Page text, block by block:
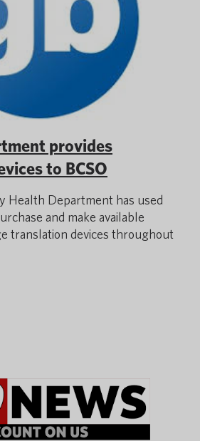
provides
to BCSO
Health Department has used
and make available
translation devices throughout